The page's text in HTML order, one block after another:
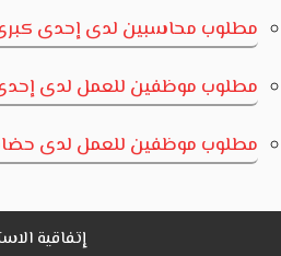
مطلوب محاسبين لدى إحدى
مطلوب موظفين للعمل لدى إحدى
مطلوب موظفين للعمل لدى
إتفاقية